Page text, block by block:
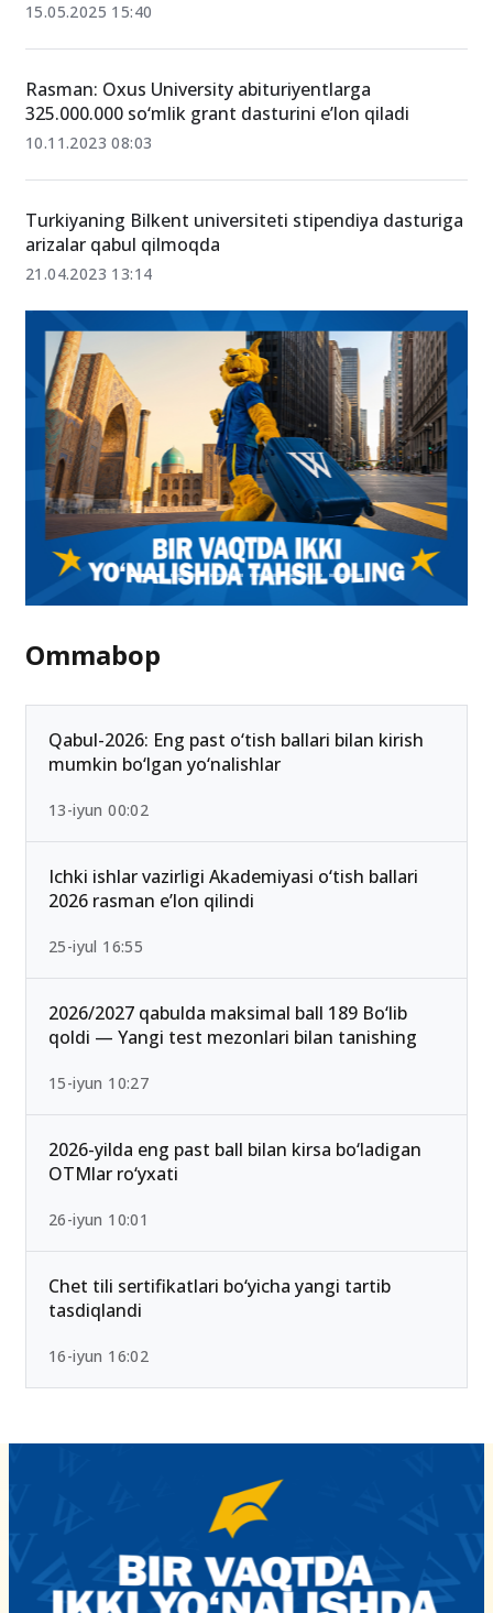
15.05.2025 15:40
Rasman: Oxus University abituriyentlarga
325.000.000 so‘mlik grant dasturini e’lon qiladi
10.11.2023 08:03
Turkiyaning Bilkent universiteti stipendiya dasturiga
arizalar qabul qilmoqda
21.04.2023 13:14
Ommabop
Qabul-2026: Eng past o‘tish ballari bilan kirish
mumkin bo‘lgan yo‘nalishlar
13-iyun 00:02
Ichki ishlar vazirligi Akademiyasi o‘tish ballari
2026 rasman e’lon qilindi
25-iyul 16:55
2026/2027 qabulda maksimal ball 189 Bo‘lib
qoldi — Yangi test mezonlari bilan tanishing
15-iyun 10:27
2026-yilda eng past ball bilan kirsa bo‘ladigan
OTMlar ro‘yxati
26-iyun 10:01
Chet tili sertifikatlari bo‘yicha yangi tartib
tasdiqlandi
16-iyun 16:02